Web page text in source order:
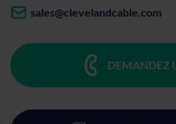
sales@clevelandcable.com
DEMANDEZ